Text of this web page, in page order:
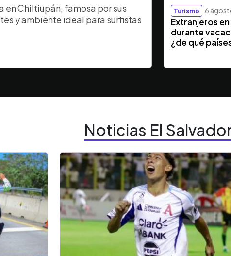
en Chiltiupán, famosa por sus
y ambiente ideal para surfistas
Turismo 6
Extranjeros en
durante
¿de qué
Noticias El